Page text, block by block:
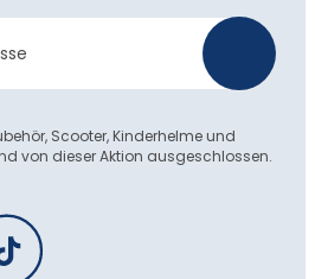
Scooter, Kinderhelme und
von dieser Aktion ausgeschlossen.